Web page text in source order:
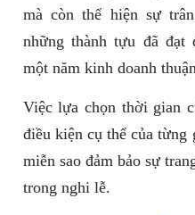
mà còn thể hiện sự
những thành tựu đã đạt
một năm kinh doanh
Việc lựa chọn thời gian
điều kiện cụ thể của từng
miễn sao đảm bảo sự
trong nghi lễ.